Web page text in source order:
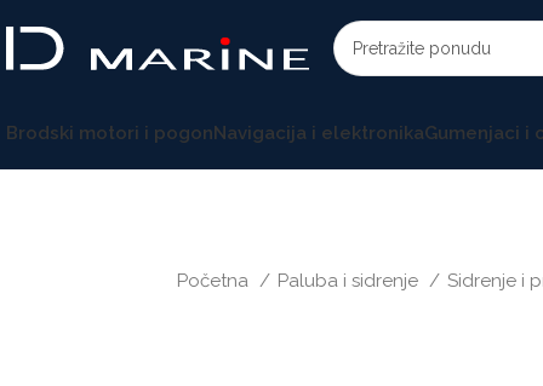
Brodski motori i pogonNavigacija i elektronikaGumenjaci i
Početna Paluba i sidrenje Sidrenje i